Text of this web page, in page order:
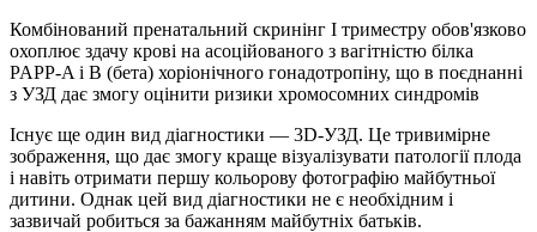
Комбінований пренатальний скринінг І триместру обов'язково
охоплює здачу крові на асоційованого з вагітністю білка
PAPP-A і В (бета) хоріонічного гонадотропіну, що в поєднанні
з УЗД дає змогу оцінити ризики хромосомних синдромів
Існує ще один вид діагностики — 3D-УЗД. Це тривимірне
зображення, що дає змогу краще візуалізувати патології плода
і навіть отримати першу кольорову фотографію майбутньої
дитини. Однак цей вид діагностики не є необхідним і
зазвичай робиться за бажанням майбутніх батьків.